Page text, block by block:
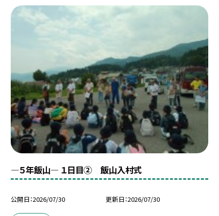
―５年飯山― １日目② 飯山入村式
公開日 2026/07/30 更新日 2026/07/30